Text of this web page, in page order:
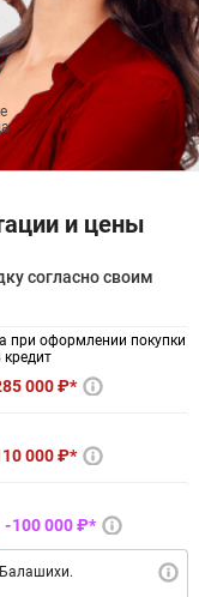
и цены
согласно своим
при оформлении покупки
кредит
000 ₽*
000 ₽*
100 000 ₽*